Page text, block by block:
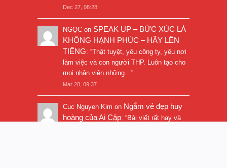
Dec 27, 08:28
NGỌC on SPEAK UP – BỨC XÚC LÀ
KHÔNG HẠNH PHÚC – HÃY LÊN
TIẾNG: “Thật tuyệt, yêu công ty, yêu nơi
làm việc và con người THP. Luôn tạo cho
mọi nhân viên những… ”
Mar 28, 09:37
Cuc Nguyen Kim on Ngắm vẻ đẹp huy
hoàng của Ai Cập: “Bài viết rất hay và